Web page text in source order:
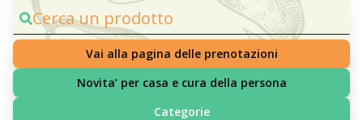
Cerca un prodotto
Vai alla pagina delle prenotazioni
Novita’ per casa e cura della persona
Categorie